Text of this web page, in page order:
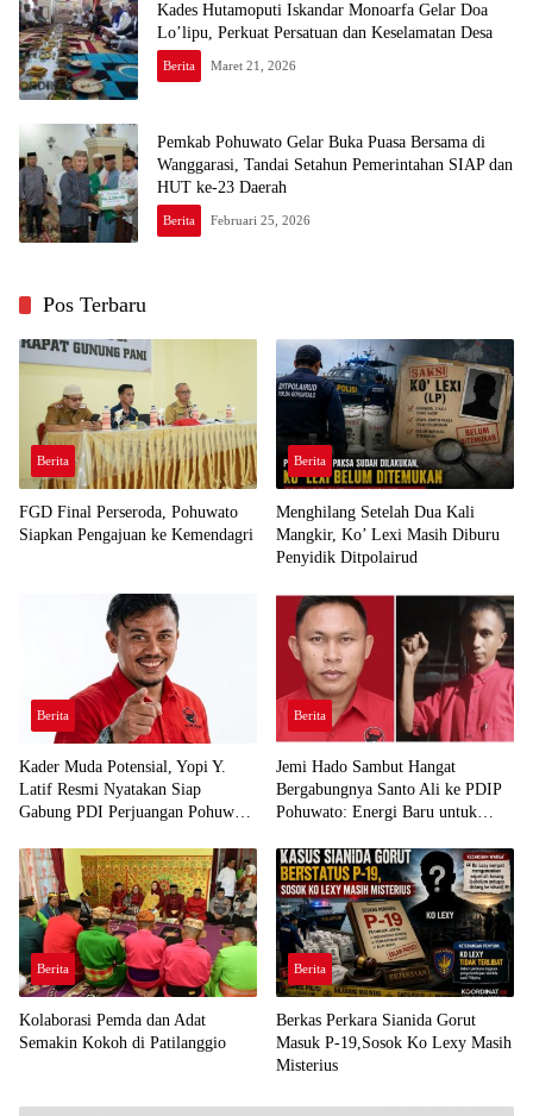
Kades Hutamoputi Iskandar Monoarfa Gelar Doa
Lo’lipu, Perkuat Persatuan dan Keselamatan Desa
Berita Maret 21, 2026
Pemkab Pohuwato Gelar Buka Puasa Bersama di
Wanggarasi, Tandai Setahun Pemerintahan SIAP dan
HUT ke-23 Daerah
Berita Februari 25, 2026
Pos Terbaru
Berita
FGD Final Perseroda, Pohuwato
Siapkan Pengajuan ke Kemendagri
Berita
Menghilang Setelah Dua Kali
Mangkir, Ko’ Lexi Masih Diburu
Penyidik Ditpolairud
Berita
Kader Muda Potensial, Yopi Y.
Latif Resmi Nyatakan Siap
Gabung PDI Perjuangan Pohuwato
Berita
Jemi Hado Sambut Hangat
Bergabungnya Santo Ali ke PDIP
Pohuwato: Energi Baru untuk
Berita
Kolaborasi Pemda dan Adat
Semakin Kokoh di Patilanggio
Berita
Berkas Perkara Sianida Gorut
Masuk P-19,Sosok Ko Lexy Masih
Misterius